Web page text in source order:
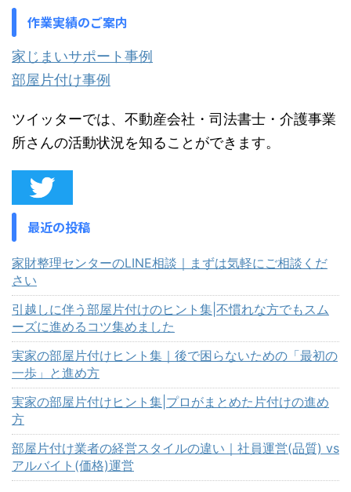
作業実績のご案内
家じまいサポート事例
部屋片付け事例
ツイッターでは、不動産会社・司法書士・介護事業
所さんの活動状況を知ることができます。
最近の投稿
家財整理センターのLINE相談｜まずは気軽にご相談くだ
さい
引越しに伴う部屋片付けのヒント集|不慣れな方でもスム
ーズに進めるコツ集めました
実家の部屋片付けヒント集｜後で困らないための「最初の
一歩」と進め方
実家の部屋片付けヒント集|プロがまとめた片付けの進め
方
部屋片付け業者の経営スタイルの違い｜社員運営(品質) vs
アルバイト(価格)運営